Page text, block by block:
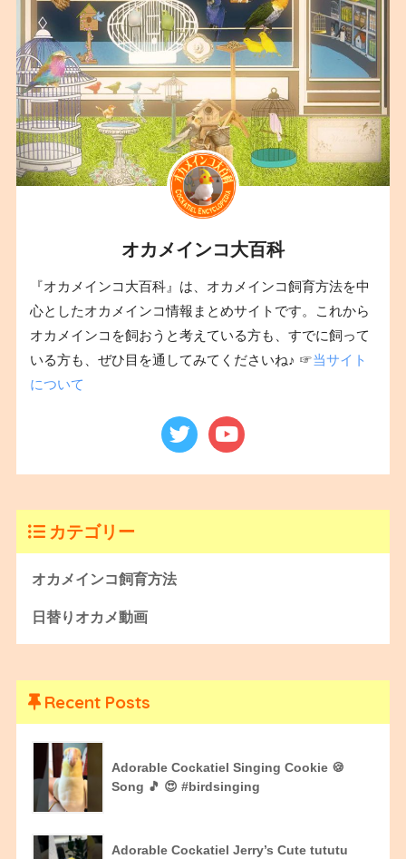
オカメインコ大百科
『オカメインコ大百科』は、オカメインコ飼育方法を中
心としたオカメインコ情報まとめサイトです。これから
オカメインコを飼おうと考えている方も、すでに飼って
いる方も、ぜひ目を通してみてくださいね♪ ☞当サイト
について
カテゴリー
オカメインコ飼育方法
日替りオカメ動画
Recent Posts
Adorable Cockatiel Singing Cookie 🍪
Song 🎵 😍 #birdsinging
Adorable Cockatiel Jerry’s Cute tututu